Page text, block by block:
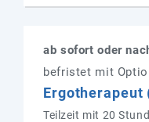
ab sofort oder
befristet mit
Ergotherapeut
Teilzeit mit 20